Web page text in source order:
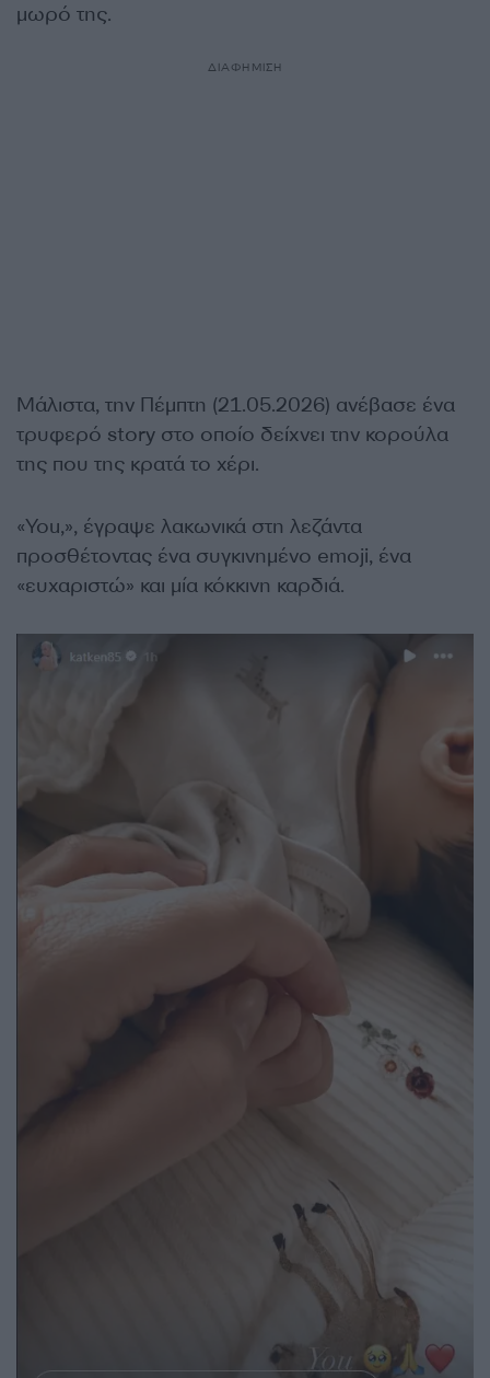
μωρό της.
ΔΙΑΦΗΜΙΣΗ
Μάλιστα, την Πέμπτη (21.05.2026) ανέβασε ένα
τρυφερό story στο οποίο δείχνει την κορούλα
της που της κρατά το χέρι.
«You,», έγραψε λακωνικά στη λεζάντα
προσθέτοντας ένα συγκινημένο emoji, ένα
«ευχαριστώ» και μία κόκκινη καρδιά.